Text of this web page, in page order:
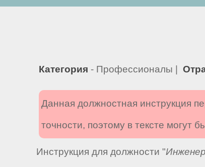
Категория - Профессионалы |
Данная должностная инструкция
точности, поэтому в тексте могут
Инструкция для должности "